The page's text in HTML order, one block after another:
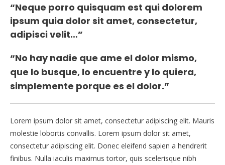
“Neque porro quisquam est qui dolorem
ipsum quia dolor sit amet, consectetur,
adipisci velit…”
“No hay nadie que ame el dolor mismo,
que lo busque, lo encuentre y lo quiera,
simplemente porque es el dolor.”
Lorem ipsum dolor sit amet, consectetur adipiscing elit. Mauris
molestie lobortis convallis. Lorem ipsum dolor sit amet,
consectetur adipiscing elit. Donec eleifend sapien a hendrerit
finibus. Nulla iaculis maximus tortor, quis scelerisque nibh